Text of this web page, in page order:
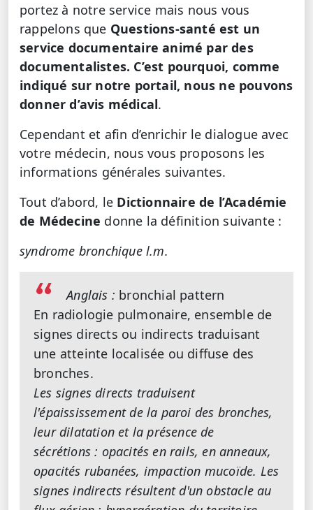
portez à notre service mais nous vous
rappelons que Questions-santé est un
service documentaire animé par des
documentalistes. C’est pourquoi, comme
indiqué sur notre portail, nous ne pouvons
donner d’avis médical.
Cependant et afin d’enrichir le dialogue avec
votre médecin, nous vous proposons les
informations générales suivantes.
Tout d’abord, le Dictionnaire de l’Académie
de Médecine donne la définition suivante :
syndrome bronchique l.m.
Anglais : bronchial pattern
En radiologie pulmonaire, ensemble de
signes directs ou indirects traduisant
une atteinte localisée ou diffuse des
bronches.
Les signes directs traduisent
l'épaississement de la paroi des bronches,
leur dilatation et la présence de
sécrétions : opacités en rails, en anneaux,
opacités rubanées, impaction mucoïde. Les
signes indirects résultent d'un obstacle au